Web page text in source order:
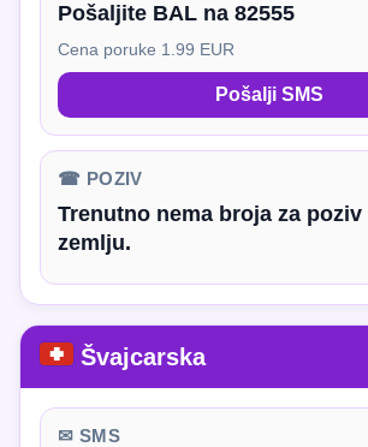
Pošaljite BAL na 82555
Cena poruke 1.99 EUR
Pošalji SMS
☎ POZIV
Trenutno nema broja za poziv
zemlju.
Švajcarska
✉ SMS